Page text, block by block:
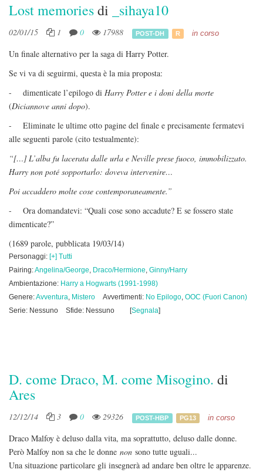
Lost memoriesdi _sihaya10
02/01/15 1 0 17988 POST-DH R in corso
Un finale alternativo per la saga di Harry Potter.
Se vi va di seguirmi, questa è la mia proposta:
- dimenticate l’epilogo di Harry Potter e i doni della morte
(Diciannove anni dopo).
- Eliminate le ultime otto pagine del finale e precisamente fermatevi
alle seguenti parole (cito testualmente):
“[…] L’alba fu lacerata dalle urla e Neville prese fuoco, immobilizzato.
Harry non poté sopportarlo: doveva intervenire…
Poi accaddero molte cose contemporaneamente.”
- Ora domandatevi: “Quali cose sono accadute? E se fossero state
dimenticate?”
(1689 parole, pubblicata 19/03/14)
Personaggi: [+] Tutti
Pairing:Angelina/George, Draco/Hermione, Ginny/Harry
Ambientazione: Harry a Hogwarts (1991-1998)
Genere:Avventura, Mistero Avvertimenti: No Epilogo, OOC (Fuori Canon)
Serie: Nessuno
Sfide: Nessuno [Segnala]
D. come Draco, M. come Misogino. di
Ares
12/12/14 3 0 29326 POST-HBP PG13 in corso
Draco Malfoy è deluso dalla vita, ma soprattutto, deluso dalle donne.
Però Malfoy non sa che le donne non sono tutte uguali...
Una situazione particolare gli insegnerà ad andare ben oltre le apparenze.